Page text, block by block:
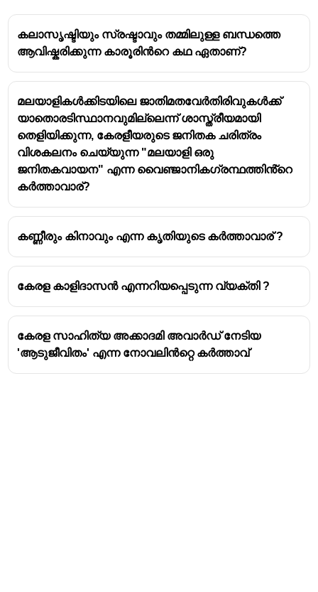
കലാസൃഷ്ടിയും സ്രഷ്ടാവും തമ്മിലുള്ള ബന്ധത്തെ
ആവിഷ്കരിക്കുന്ന കാരൂരിൻറെ കഥ ഏതാണ്?
മലയാളികൾക്കിടയിലെ ജാതിമതവേർതിരിവുകൾക്ക്
യാതൊരടിസ്ഥാനവുമില്ലെന്ന് ശാസ്ത്രീയമായി
തെളിയിക്കുന്ന, കേരളീയരുടെ ജനിതക ചരിത്രം
വിശകലനം ചെയ്യുന്ന "മലയാളി ഒരു
ജനിതകവായന" എന്ന വൈഞ്ജാനികഗ്രന്ഥത്തിൻ്റെ
കർത്താവാര്?
കണ്ണീരും കിനാവും എന്ന കൃതിയുടെ കർത്താവാര് ?
കേരള കാളിദാസൻ എന്നറിയപ്പെടുന്ന വ്യക്തി ?
കേരള സാഹിത്യ അക്കാദമി അവാർഡ് നേടിയ
'ആടുജീവിതം' എന്ന നോവലിൻറ്റെ കർത്താവ്